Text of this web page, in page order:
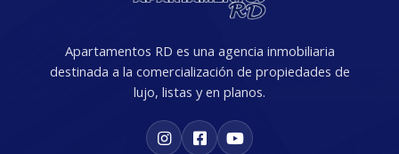
Apartamentos RD es una agencia inmobiliaria
destinada a la comercialización de propiedades de
lujo, listas y en planos.